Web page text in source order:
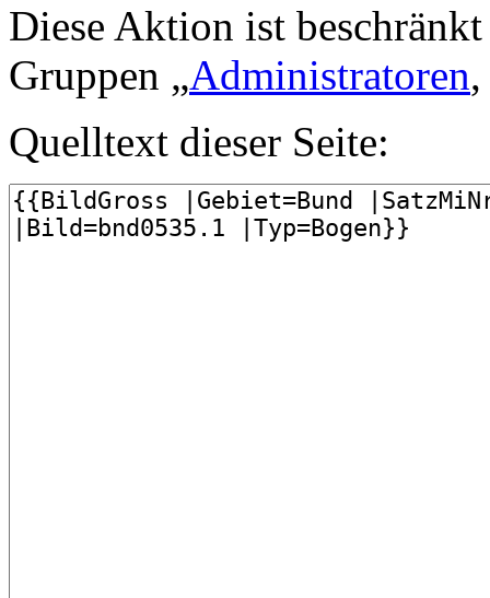
Diese Aktion ist
Gruppen „Administratoren
Quelltext dieser Seite: